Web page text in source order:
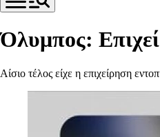
Όλυμπος:
Αίσιο τέλος είχε η επιχείρηση